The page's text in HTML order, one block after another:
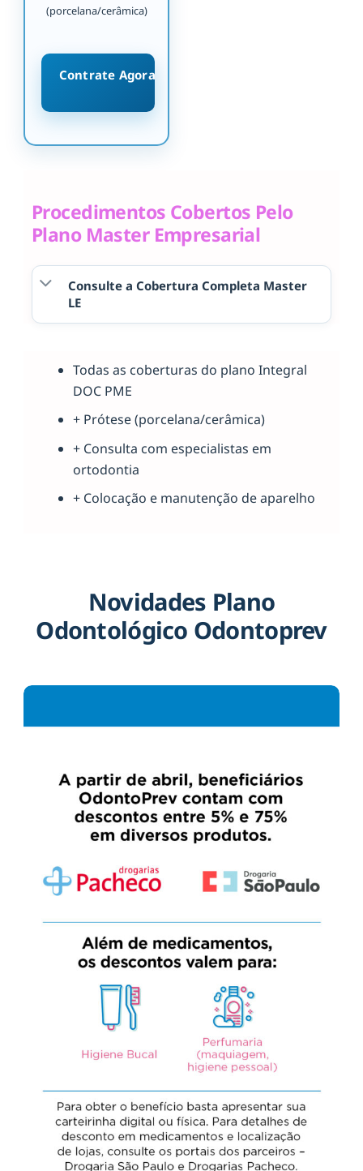
(porcelana/cerâmica)
Contrate Agora
Procedimentos Cobertos Pelo
Plano Master Empresarial
Consulte a Cobertura Completa Master
LE
Todas as coberturas do plano Integral
DOC PME
+ Prótese (porcelana/cerâmica)
+ Consulta com especialistas em
ortodontia
+ Colocação e manutenção de aparelho
Novidades Plano
Odontológico Odontoprev